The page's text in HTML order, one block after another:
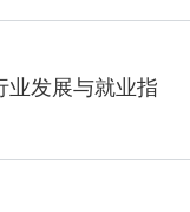
业发展与就业指